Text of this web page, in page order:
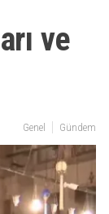
ve
Genel Gündem